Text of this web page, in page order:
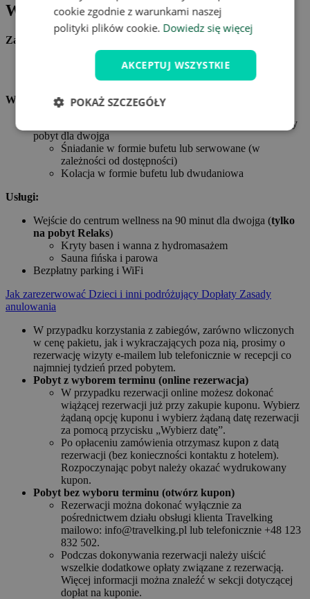
W cenie oferty
Zakwaterowanie:
Zakwaterowanie dla dwóch osób w pokoju dwuosobowym
bez widoku w Hotelu Rakovec.***
Wyżywienie:
) na cały
pobyt dla dwojga
Śniadanie w formie bufetu lub serwowane (w
zależności od dostępności)
Kolacja w formie bufetu lub dwudaniowa
Usługi:
Wejście do centrum wellness na 90 minut dla dwojga (tylko
na pobyt Relaks)
Kryty basen i wanna z hydromasażem
Sauna fińska i parowa
Bezpłatny parking i WiFi
Jak zarezerwować Dzieci i inni podróżujący Dopłaty Zasady
anulowania
W przypadku korzystania z zabiegów, zarówno wliczonych
w cenę pakietu, jak i wykraczających poza nią, prosimy o
rezerwację wizyty e-mailem lub telefonicznie w recepcji co
najmniej tydzień przed pobytem.
Pobyt z wyborem terminu (online rezerwacja)
W przypadku rezerwacji online możesz dokonać
wiążącej rezerwacji już przy zakupie kuponu. Wybierz
żądaną opcję kuponu i wybierz żądaną datę rezerwacji
za pomocą przycisku „Wybierz datę”.
Po opłaceniu zamówienia otrzymasz kupon z datą
rezerwacji (bez konieczności kontaktu z hotelem).
Rozpoczynając pobyt należy okazać wydrukowany
kupon.
Pobyt bez wyboru terminu (otwórz kupon)
Rezerwacji można dokonać wyłącznie za
pośrednictwem działu obsługi klienta Travelking
mailowo: info@travelking.pl lub telefonicznie +48 123
832 502.
Podczas dokonywania rezerwacji należy uiścić
wszelkie dodatkowe opłaty związane z rezerwacją.
Więcej informacji można znaleźć w sekcji dotyczącej
dopłat na kuponie.
cookie zgodnie z warunkami naszej
polityki plików cookie. Dowiedz się więcej
AKCEPTUJ WSZYSTKIE
POKAŻ SZCZEGÓŁY